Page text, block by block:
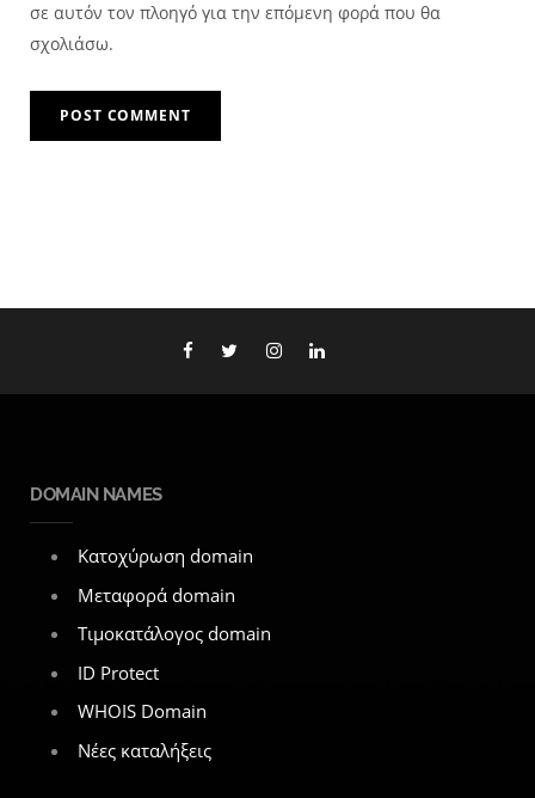
σε αυτόν τον πλοηγό για την επόμενη φορά που θα
σχολιάσω.
DOMAIN NAMES
Κατοχύρωση domain
Μεταφορά domain
Τιμοκατάλογος domain
ID Protect
WHOIS Domain
Νέες καταλήξεις